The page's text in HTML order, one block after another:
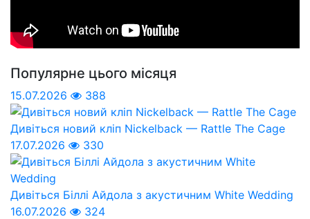
Популярне цього місяця
15.07.2026 388
Дивіться новий кліп Nickelback — Rattle The Cage
17.07.2026
330
Дивіться Біллі Айдола з акустичним White Wedding
16.07.2026
324